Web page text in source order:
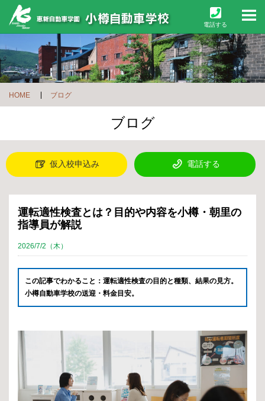
電話する
HOME ブログ
ブログ
仮入校申込み 電話する
運転適性検査とは？目的や内容を小樽・朝里の
指導員が解説
2026/7/2（木）
この記事でわかること：運転適性検査の目的と種類、結果の見方。
小樽自動車学校の送迎・料金目安。